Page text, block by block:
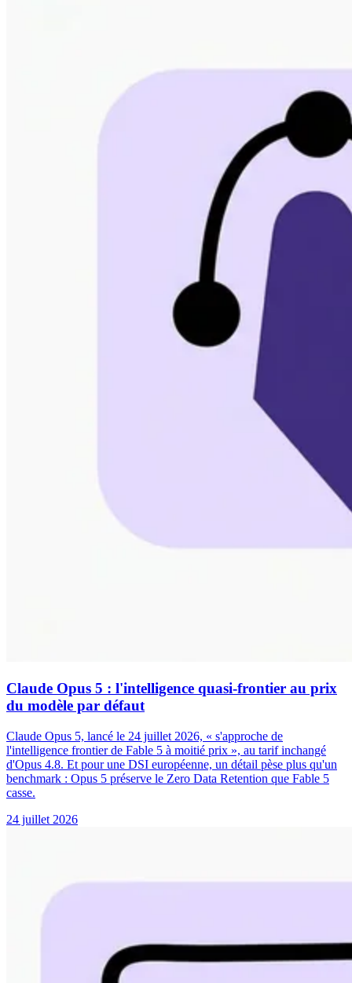
Claude Opus 5 : l'intelligence quasi-frontier au prix
du modèle par défaut
Claude Opus 5, lancé le 24 juillet 2026, « s'approche de
l'intelligence frontier de Fable 5 à moitié prix », au tarif inchangé
d'Opus 4.8. Et pour une DSI européenne, un détail pèse plus qu'un
benchmark : Opus 5 préserve le Zero Data Retention que Fable 5
casse.
24 juillet 2026